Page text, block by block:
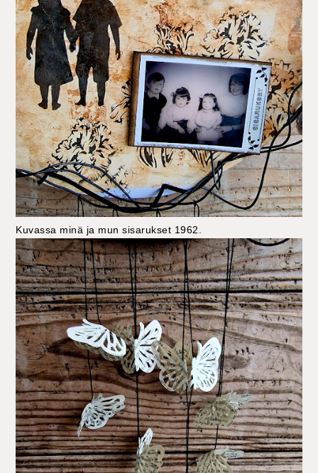
Kuvassa minä ja mun sisarukset 1962.